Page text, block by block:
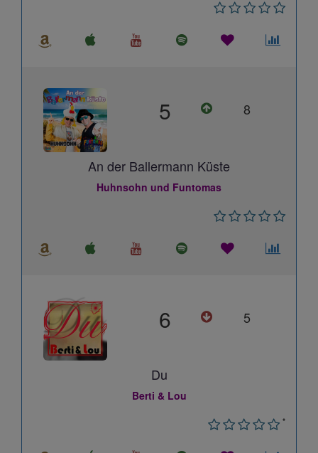
5 8
An der Ballermann Küste
Huhnsohn und Funtomas
6 5
Du
Berti & Lou
*